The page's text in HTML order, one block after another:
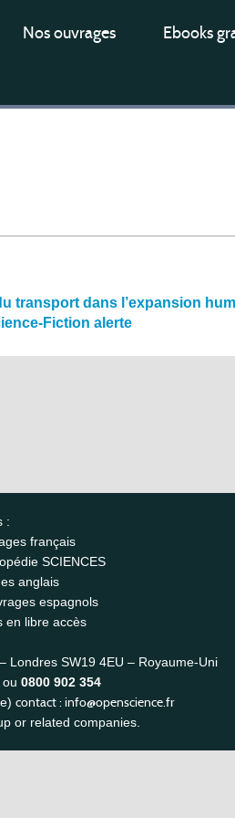
Nos ouvrages Ebooks
transport dans l’expansion
Fiction alerte
:
français
SCIENCES
anglais
espagnols
en libre accès
Londres SW19 4EU – Royaume-Uni
ou 0800 902 354
contact : info@openscience.fr
or related companies.